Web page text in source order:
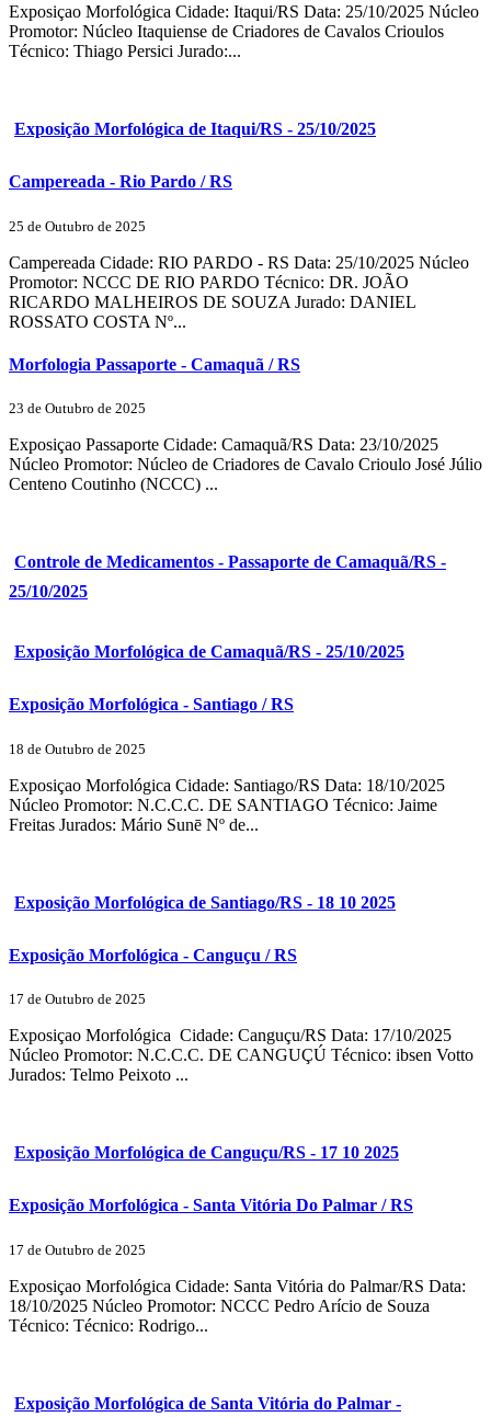
Exposiçao Morfológica Cidade: Itaqui/RS Data: 25/10/2025 Núcleo
Promotor: Núcleo Itaquiense de Criadores de Cavalos Crioulos
Técnico: Thiago Persici Jurado:...
Exposição Morfológica de Itaqui/RS - 25/10/2025
Campereada - Rio Pardo / RS
25 de Outubro de 2025
Campereada Cidade: RIO PARDO - RS Data: 25/10/2025 Núcleo
Promotor: NCCC DE RIO PARDO Técnico: DR. JOÃO
RICARDO MALHEIROS DE SOUZA Jurado: DANIEL
ROSSATO COSTA Nº...
Morfologia Passaporte - Camaquã / RS
23 de Outubro de 2025
Exposiçao Passaporte Cidade: Camaquã/RS Data: 23/10/2025
Núcleo Promotor: Núcleo de Criadores de Cavalo Crioulo José Júlio
Centeno Coutinho (NCCC) ...
Controle de Medicamentos - Passaporte de Camaquã/RS -
25/10/2025
Exposição Morfológica de Camaquã/RS - 25/10/2025
Exposição Morfológica - Santiago / RS
18 de Outubro de 2025
Exposiçao Morfológica Cidade: Santiago/RS Data: 18/10/2025
Núcleo Promotor: N.C.C.C. DE SANTIAGO Técnico: Jaime
Freitas Jurados: Mário Sunē Nº de...
Exposição Morfológica de Santiago/RS - 18 10 2025
Exposição Morfológica - Canguçu / RS
17 de Outubro de 2025
Exposiçao Morfológica Cidade: Canguçu/RS Data: 17/10/2025
Núcleo Promotor: N.C.C.C. DE CANGUÇÚ Técnico: ibsen Votto
Jurados: Telmo Peixoto ...
Exposição Morfológica de Canguçu/RS - 17 10 2025
Exposição Morfológica - Santa Vitória Do Palmar / RS
17 de Outubro de 2025
Exposiçao Morfológica Cidade: Santa Vitória do Palmar/RS Data:
18/10/2025 Núcleo Promotor: NCCC Pedro Arício de Souza
Técnico: Técnico: Rodrigo...
Exposição Morfológica de Santa Vitória do Palmar -